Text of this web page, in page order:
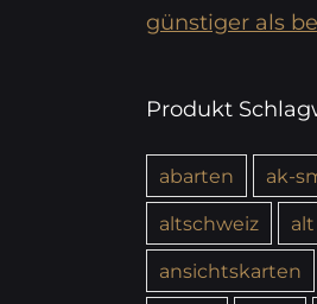
günstiger als
Produkt
abarten ak-
altschweiz
ansichtskarten